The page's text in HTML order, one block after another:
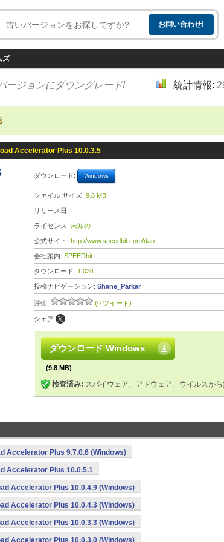
ズ
ージョンにダウングレード! 統計情報:
Accelerator Plus 10.0.3.5
ダウンロード: Windows
ファイル サイズ: 9.8 MB
リリース日:
ライセンス: 未知の
公式サイト: http://www.speedbit.com/dap
会社案内: SPEEDbit
ダウンロード: 1,034
投稿ナビゲーション: Shane_Parkar
評価: (0 ツイート)
シェア:
ダウンロード Windows
(9.8 MB)
検査済み: スパイウェア、アドウェア、ウイルスか
Accelerator Plus 9.7.0.6 (Windows)
Accelerator Plus 10.0.5.1
Accelerator Plus 10.0.4.9 (Windows)
Accelerator Plus 10.0.4.3 (Windows)
Accelerator Plus 10.0.3.3 (Windows)
Accelerator Plus 10.0.3.0 (Windows)